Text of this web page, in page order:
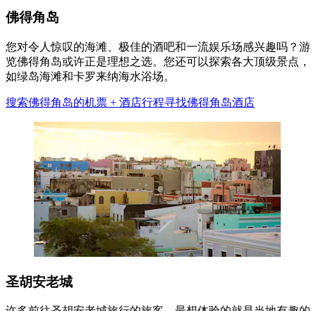
佛得角岛
您对令人惊叹的海滩、极佳的酒吧和一流娱乐场感兴趣吗？游
览佛得角岛或许正是理想之选。您还可以探索各大顶级景点，
如绿岛海滩和卡罗来纳海水浴场。
搜索佛得角岛的机票 + 酒店行程寻找佛得角岛酒店
圣胡安老城